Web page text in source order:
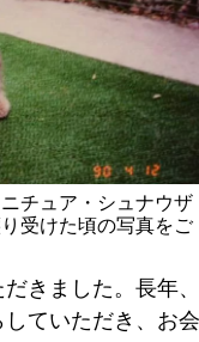
チュア・シュナウザ
受けた頃の写真をご
だきました。長年
ていただき、お